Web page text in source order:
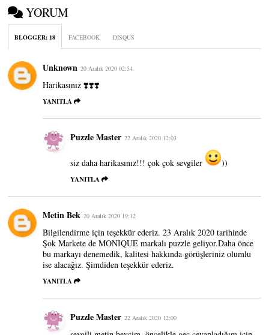
YORUM
BLOGGER:18 FACEBOOK DISQUS
Unknown 20 Aralık 2020 02:54
Harikasınız ❣️❣️❣️
YANITLA
Puzzle Master 22 Aralık 2020 12:03
siz daha harikasınız!!! çok çok sevgiler ))
YANITLA
Metin Bek 20 Aralık 2020 19:12
Bilgilendirme için teşekkür ederiz. 23 Aralık 2020 tarihinde
Şok Markete de MONIQUE markalı puzzle geliyor.Daha önce
bu markayı denemedik, kalitesi hakkında görüşleriniz olumlu
ise alacağız. Şimdiden teşekkür ederiz.
YANITLA
Puzzle Master 22 Aralık 2020 12:00